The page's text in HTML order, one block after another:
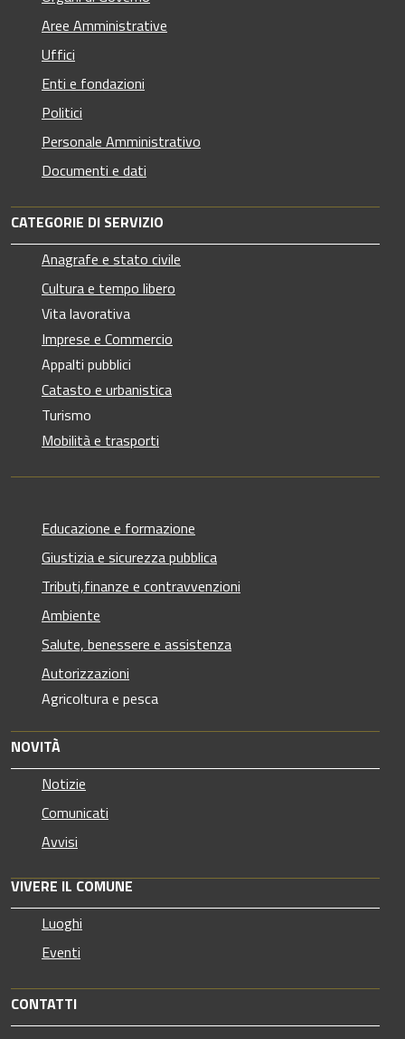
Aree Amministrative
Uffici
Enti e fondazioni
Politici
Personale Amministrativo
Documenti e dati
CATEGORIE DI SERVIZIO
Anagrafe e stato civile
Cultura e tempo libero
Vita lavorativa
Imprese e Commercio
Appalti pubblici
Catasto e urbanistica
Turismo
Mobilità e trasporti
Educazione e formazione
Giustizia e sicurezza pubblica
Tributi,finanze e contravvenzioni
Ambiente
Salute, benessere e assistenza
Autorizzazioni
Agricoltura e pesca
NOVITÀ
Notizie
Comunicati
Avvisi
VIVERE IL COMUNE
Luoghi
Eventi
CONTATTI